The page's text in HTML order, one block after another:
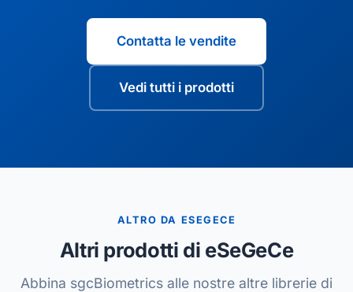
Contatta le vendite
Vedi tutti i prodotti
ALTRO DA ESEGECE
Altri prodotti di eSeGeCe
Abbina sgcBiometrics alle nostre altre librerie di